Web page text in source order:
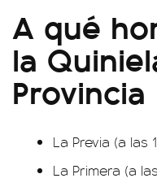
A qué
la
Provincia
La Previa (a las
La Primera (a